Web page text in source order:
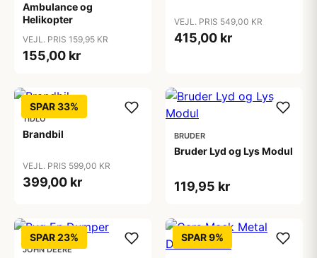
Ambulance og
Helikopter
VEJL. PRIS 159,95 KR
155,00 kr
VEJL. PRIS 549,00 KR
415,00 kr
SPAR 33%
TIDLO
Brandbil
VEJL. PRIS 599,00 KR
399,00 kr
BRUDER
Bruder Lyd og Lys Modul
119,95 kr
SPAR 23%
JOHN DEERE
SPAR 9%